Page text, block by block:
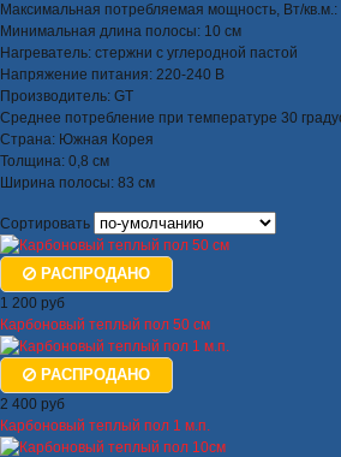
Максимальная потребляемая мощность, Вт/кв.м.:
Минимальная длина полосы: 10 см
Нагреватель: стержни с углеродной пастой
Напряжение питания: 220-240 В
Производитель: GT
Среднее потребление при температуре 30
Страна: Южная Корея
Толщина: 0,8 см
Ширина полосы: 83 см
Сортировать
РАСПРОДАНО
1 200 руб
Карбоновый теплый пол 50 см
РАСПРОДАНО
2 400 руб
Карбоновый теплый пол 1 м.п.